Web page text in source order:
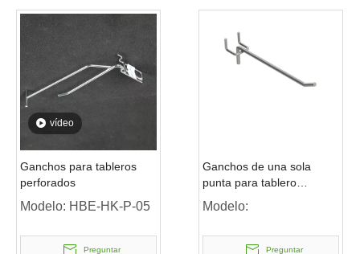
vídeo
Ganchos para tableros
perforados
Modelo: HBE-HK-P-05
Preguntar
Ganchos de una sola
punta para tablero
perforado
Modelo:
Preguntar